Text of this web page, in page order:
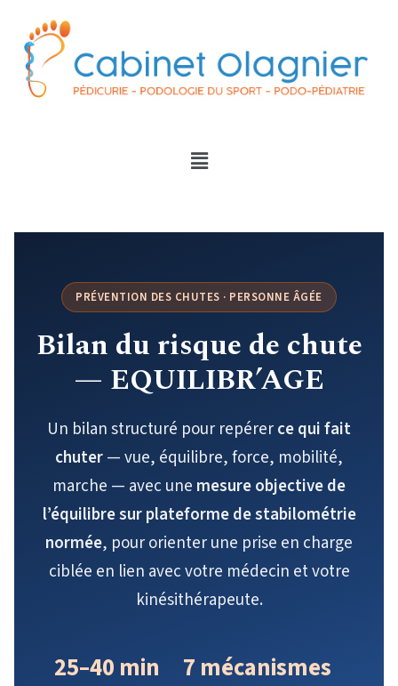
PRÉVENTION DES CHUTES · PERSONNE ÂGÉE
Bilan du risque de chute
— EQUILIBR’AGE
Un bilan structuré pour repérerce qui fait
chuter— vue, équilibre, force, mobilité,
marche — avec une mesure objective de
l’équilibre sur plateforme de stabilométrie
normée, pour orienter une prise en charge
ciblée en lien avec votre médecin et votre
kinésithérapeute.
25–40 min 7 mécanismes